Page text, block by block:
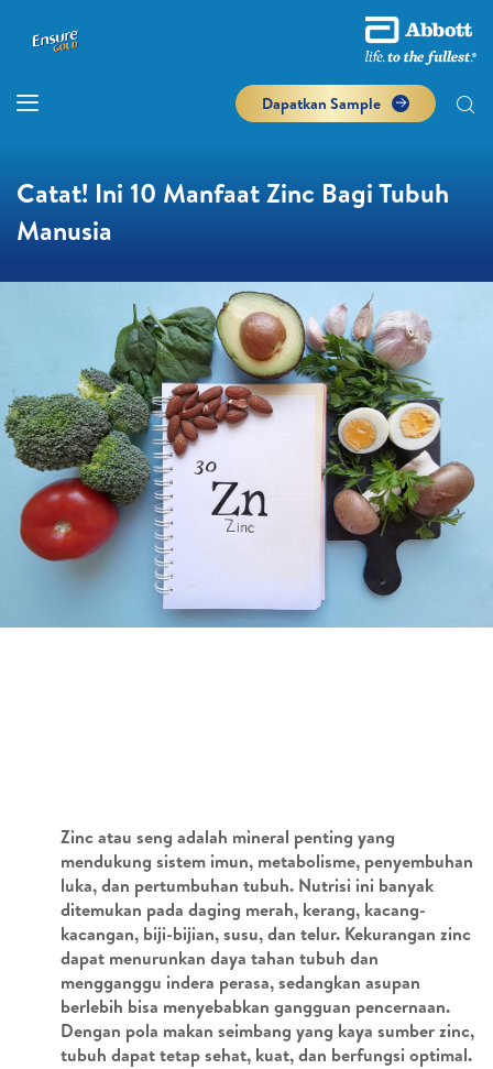
Dapatkan Sample
Catat! Ini 10 Manfaat Zinc Bagi Tubuh
Manusia
Zinc atau seng adalah mineral penting yang
mendukung sistem imun, metabolisme, penyembuhan
luka, dan pertumbuhan tubuh. Nutrisi ini banyak
ditemukan pada daging merah, kerang, kacang-
kacangan, biji-bijian, susu, dan telur. Kekurangan zinc
dapat menurunkan daya tahan tubuh dan
mengganggu indera perasa, sedangkan asupan
berlebih bisa menyebabkan gangguan pencernaan.
Dengan pola makan seimbang yang kaya sumber zinc,
tubuh dapat tetap sehat, kuat, dan berfungsi optimal.